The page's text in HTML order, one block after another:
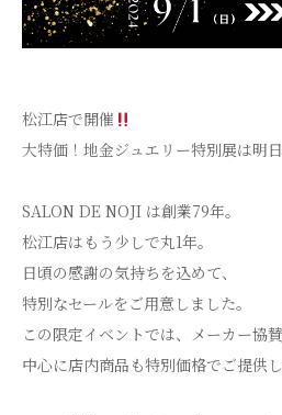
松江店で開催
大特価！地金ジュエリー特別展は明
SALON DE NOJI は創業79年。
松江店はもう少しで丸1年。
⽇頃の感謝の気持ちを込めて、
特別なセールをご⽤意しました。
この限定イベントでは、メーカー協
中⼼に店内商品も特別価格でご提供し